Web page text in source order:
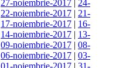
27-noiembrie-2017 | 24-
22-noiembrie-2017 | 21-
17-noiembrie-2017 | 16-
14-noiembrie-2017 | 13-
09-noiembrie-2017 | 08-
06-noiembrie-2017 | 03-